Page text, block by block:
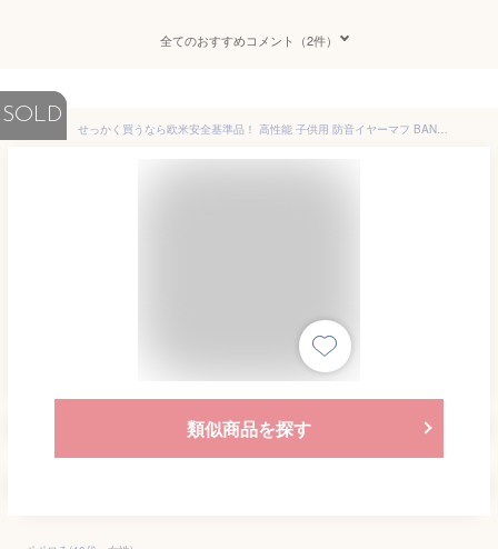
全てのおすすめコメント（2件）
SOLD
せっかく買うなら欧米安全基準品！ 高性能 子供用 防音イヤーマフ BANZ 聴覚過敏 耳栓 騒音 子供用イヤーマフ 防音 難聴 花火 イベント フェス ライブ スポーツ 旅行 キッズサイズ ヘッドホン ノイズイヤープロテクター イヤマフ 自閉症 おしゃれ 折り畳み 折りたたみ
類似商品を探す